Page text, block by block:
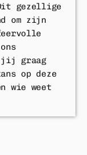
gezellige
om zijn
jij graag
op deze
wie weet